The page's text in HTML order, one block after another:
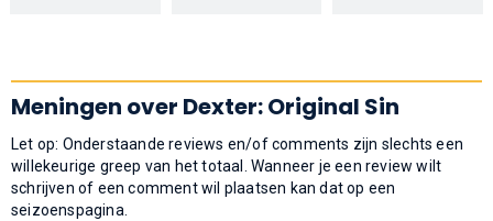
with SHOWTIME
Meningen over Dexter: Original Sin
Let op: Onderstaande reviews en/of comments zijn slechts een
willekeurige greep van het totaal. Wanneer je een review wilt
schrijven of een comment wil plaatsen kan dat op een
seizoenspagina.